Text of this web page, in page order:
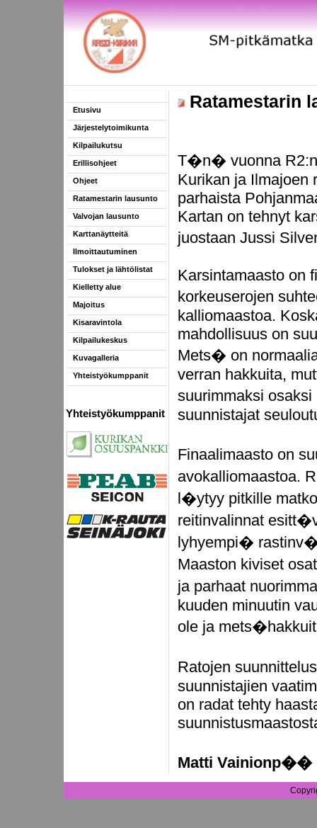
Etusivu
Järjestelytoimikunta
Kilpailukutsu
Erillisohjeet
Ohjeet
Ratamestarin lausunto
Valvojan lausunto
Karttanäytteitä
Ilmoittautuminen
Tulokset ja lähtölistat
Kielletty alue
Majoitus
Kisaravintola
Kilpailukeskus
Kuvagalleria
Yhteistyökumppanit
Yhteistyökumppanit
Ratamestarin
T�n� vuonna R2:n
Kurikan ja Ilmajoen
parhaista
Kartan on tehnyt
juostaan Jussi
Karsintamaasto on
korkeuserojen
kalliomaastoa.
mahdollisuus on
Mets� on
verran hakkuita,
suurimmaksi
suunnistajat
Finaalimaasto on
avokalliomaastoa.
l�ytyy pitkille
reitinvalinnat
lyhyempi�
Maaston kiviset
ja parhaat
kuuden minuutin
ole ja
Ratojen
suunnistajien
on radat tehty
Matti Vainionp��